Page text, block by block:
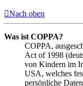
Nach oben
Was ist COPPA?
COPPA,
Act of 1998
von Kindern im
USA, welches
persönliche